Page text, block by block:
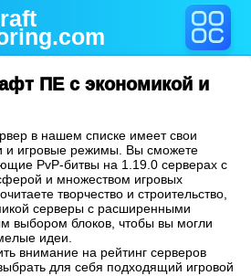
.com
ПЕ с экономикой и
в нашем списке имеет свои
и игровые режимы. Вы сможете
PvP-битвы на 1.19.0 серверах с
и множеством игровых
творчество и строительство,
серверы с расширенными
выбором блоков, чтобы вы могли
идеи.
внимание на рейтинг серверов
для себя подходящий игровой